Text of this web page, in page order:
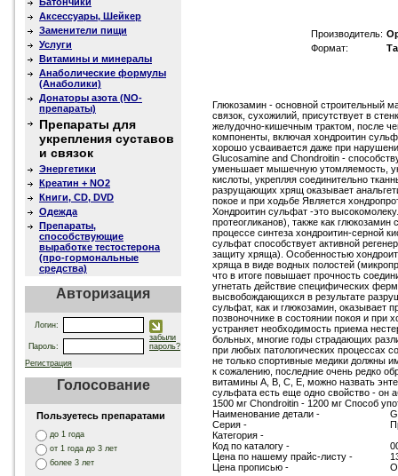
Аксессуары, Шейкер
Заменители пищи
Услуги
Витамины и минералы
Анаболические формулы
(Анаболики)
Донаторы азота (NO-
препараты)
Препараты для
укрепления суставов
и связок
Энергетики
Креатин + NO2
Книги, CD, DVD
Одежда
Препараты,
способствующие
выработке тестостерона
(про-гормональные
средства)
Авторизация
Логин:
Пароль:
забыли
пароль?
Регистрация
Голосование
Пользуетесь препаратами
до 1 года
от 1 года до 3 лет
более 3 лет
Производитель:
Формат:
Глюкозамин - основной строительный
связок, сухожилий, присутствует в
желудочно-кишечным трактом, после
компоненты, включая хондроитин
хорошо усваивается даже при
Glucosamine and Chondroitin -
уменьшает мышечную утомляемость,
кислоты, укрепляя соединительно
разрущающих хрящ оказывает
покое и при ходьбе Является
Хондроитин сульфат -это
протеогликанов), также как
процессе синтеза хондроитин-серной
сульфат способствует активной
защиту хряща). Особенностью
хряща в виде водных полостей
что в итоге повышает прочность
угнетать действие специфических
высвобождающихся в результате
сульфат, как и глюкозамин, оказывает
позвоночнике в состоянии покоя и при
устраняет необходимость приема
больных, многие годы страдающих
при любых патологических процессах
не только спортивные медики должны
к сожалению, последние очень редко
витамины А, В, С, Е, можно назвать
сульфата есть еще одно свойство - он
1500 мг Chondroitin - 1200 мг Способ
Наименование детали -
Серия -
Категория -
Код по каталогу -
Цена по нашему прайс-листу -
Цена прописью -